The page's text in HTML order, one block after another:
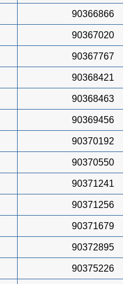
90366866
90367020
90367767
90368421
90368463
90369456
90370192
90370550
90371241
90371256
90371679
90372895
90375226